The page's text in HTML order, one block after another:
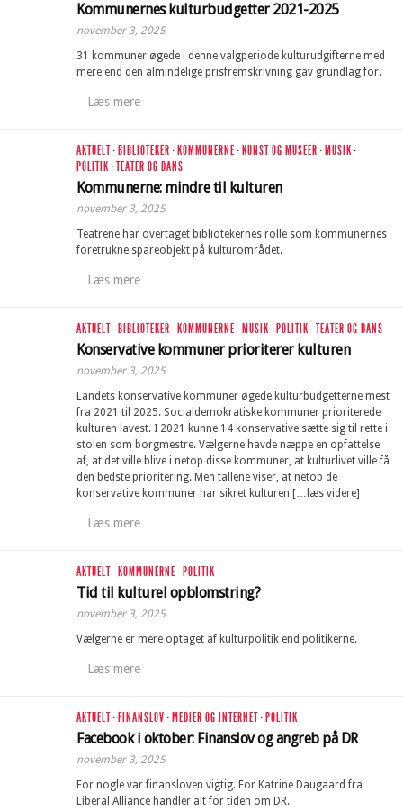
Kommunernes kulturbudgetter 2021-2025
november 3, 2025
31 kommuner øgede i denne valgperiode kulturudgifterne med
mere end den almindelige prisfremskrivning gav grundlag for.
Læs mere
AKTUELT· BIBLIOTEKER · KOMMUNERNE · KUNST OG MUSEER · MUSIK ·
POLITIK ·TEATER OG DANS
Kommunerne: mindre til kulturen
november 3, 2025
Teatrene har overtaget bibliotekernes rolle som kommunernes
foretrukne spareobjekt på kulturområdet.
Læs mere
AKTUELT· BIBLIOTEKER · KOMMUNERNE · MUSIK · POLITIK ·TEATER OG DANS
Konservative kommuner prioriterer kulturen
november 3, 2025
Landets konservative kommuner øgede kulturbudgetterne mest
fra 2021 til 2025. Socialdemokratiske kommuner prioriterede
kulturen lavest. I 2021 kunne 14 konservative sætte sig til rette i
stolen som borgmestre. Vælgerne havde næppe en opfattelse
af, at det ville blive i netop disse kommuner, at kulturlivet ville få
den bedste prioritering. Men tallene viser, at netop de
konservative kommuner har sikret kulturen […læs videre]
Læs mere
AKTUELT· KOMMUNERNE · POLITIK
Tid til kulturel opblomstring?
november 3, 2025
Vælgerne er mere optaget af kulturpolitik end politikerne.
Læs mere
AKTUELT· FINANSLOV · MEDIER OG INTERNET· POLITIK
Facebook i oktober: Finanslov og angreb på DR
november 3, 2025
For nogle var finansloven vigtig. For Katrine Daugaard fra
Liberal Alliance handler alt for tiden om DR.